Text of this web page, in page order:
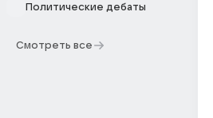
Политические дебаты
Смотреть все